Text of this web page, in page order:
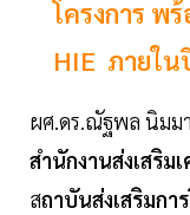
โครงการ พ
HIE ภายใน
ผศ.ดร.ณัฐพล นิมม
สำนักงานส่งเสริม
สถาบันส่งเสริมก